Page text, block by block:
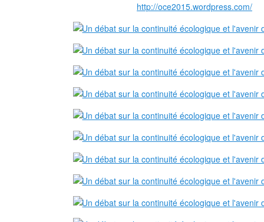
http://oce2015.wordpress.com/